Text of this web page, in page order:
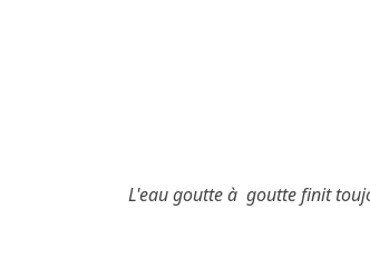
L'eau goutte à goutte finit